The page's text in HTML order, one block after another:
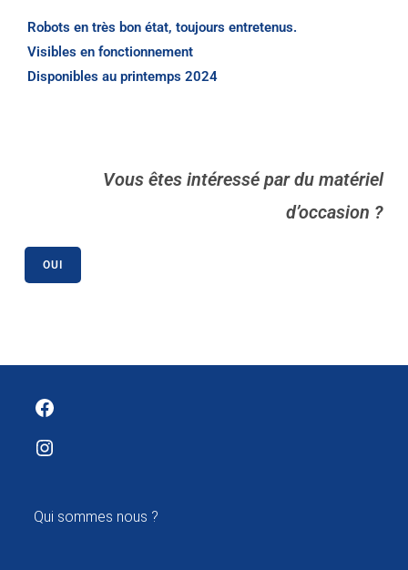
Robots en très bon état, toujours entretenus.
Visibles en fonctionnement
Disponibles au printemps 2024
Vous êtes intéressé par du matériel
d’occasion ?
OUI
Facebook
Instagram
Qui sommes nous ?